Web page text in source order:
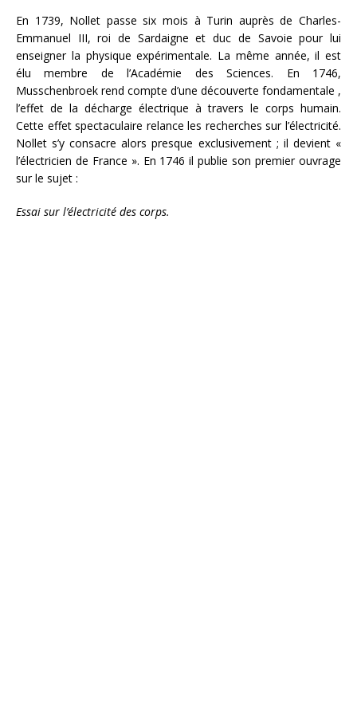
En 1739, Nollet passe six mois à Turin auprès de Charles-
Emmanuel III, roi de Sardaigne et duc de Savoie pour lui
enseigner la physique expérimentale. La même année, il est
élu membre de l’Académie des Sciences. En 1746,
Musschenbroek rend compte d’une découverte fondamentale ,
l’effet de la décharge électrique à travers le corps humain.
Cette effet spectaculaire relance les recherches sur l’électricité.
Nollet s’y consacre alors presque exclusivement ; il devient «
l’électricien de France ». En 1746 il publie son premier ouvrage
sur le sujet :
Essai sur l’électricité des corps.